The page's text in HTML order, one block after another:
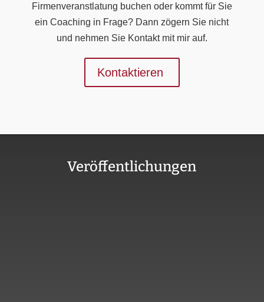
Firmenveranstlatung buchen oder kommt für Sie
ein Coaching in Frage? Dann zögern Sie nicht
und nehmen Sie Kontakt mit mir auf.
Kontaktieren
Veröffentlichungen